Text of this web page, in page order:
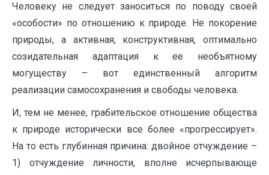
Человеку не следует заноситься по поводу своей
«особости» по отношению к природе. Не покорение
природы, а активная, конструктивная, оптимально
созидательная адаптация к ее необъятному
могуществу – вот единственный алгоритм
реализации самосохранения и свободы человека.
И, тем не менее, грабительское отношение общества
к природе исторически все более «прогрессирует».
На то есть глубинная причина: двойное отчуждение –
1) отчуждение личности, вполне исчерпывающе